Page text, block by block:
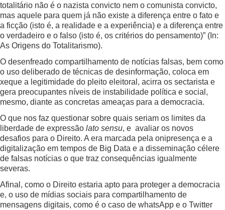
totalitário não é o nazista convicto nem o comunista convicto,
mas aquele para quem já não existe a diferença entre o fato e
a ficção (isto é, a realidade e a experiência) e a diferença entre
o verdadeiro e o falso (isto é, os critérios do pensamento)” (In:
As Origens do Totalitarismo).
O desenfreado compartilhamento de notícias falsas, bem como
o uso deliberado de técnicas de desinformação, coloca em
xeque a legitimidade do pleito eleitoral, acirra os sectarista e
gera preocupantes níveis de instabilidade política e social,
mesmo, diante as concretas ameaças para a democracia.
O que nos faz questionar sobre quais seriam os limites da
liberdade de expressão lato sensu, e avaliar os novos
desafios para o Direito. A era marcada pela onipresença e a
digitalização em tempos de Big Data e a disseminação célere
de falsas notícias o que traz consequências igualmente
severas.
Afinal, como o Direito estaria apto para proteger a democracia
e, o uso de mídias sociais para compartilhamento de
mensagens digitais, como é o caso de whatsApp e o Twitter